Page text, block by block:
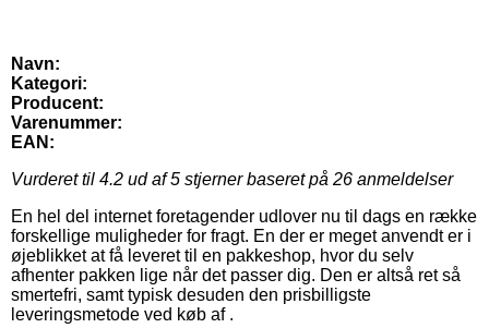
Navn:
Kategori:
Producent:
Varenummer:
EAN:
Vurderet til 4.2 ud af 5 stjerner baseret på 26 anmeldelser
En hel del internet foretagender udlover nu til dags en række
forskellige muligheder for fragt. En der er meget anvendt er i
øjeblikket at få leveret til en pakkeshop, hvor du selv
afhenter pakken lige når det passer dig. Den er altså ret så
smertefri, samt typisk desuden den prisbilligste
leveringsmetode ved køb af .